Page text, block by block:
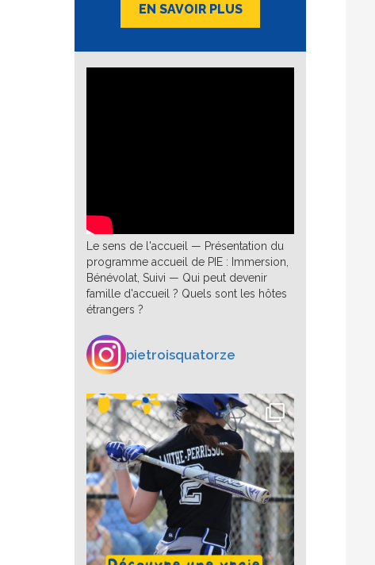
EN SAVOIR PLUS
Le sens de l'accueil — Présentation du
programme accueil de PIE : Immersion,
Bénévolat, Suivi — Qui peut devenir
famille d'accueil ? Quels sont les hôtes
étrangers ?
pietroisquatorze